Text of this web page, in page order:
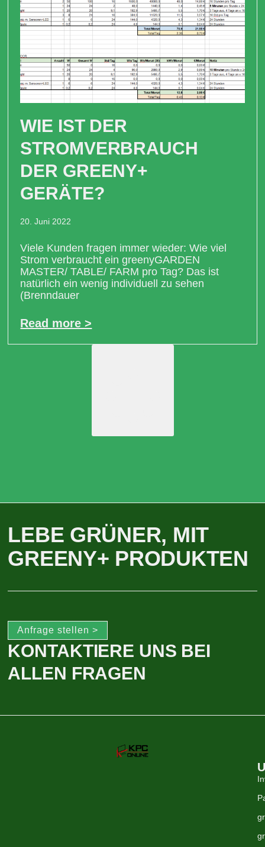
WIE IST DER
STROMVERBRAUCH
DER GREENY+
GERÄTE?
20. Juni 2022
Viele Kunden fragen immer wieder: Wie viel
Strom verbraucht ein greenyGARDEN
MASTER/ TABLE/ FARM pro Tag? Das ist
natürlich ein wenig individuell zu sehen
(Brenndauer
Read more >
LEBE GRÜNER, MIT
GREENY+ PRODUKTEN
Anfrage stellen >
KONTAKTIERE UNS BEI
ALLEN FRAGEN